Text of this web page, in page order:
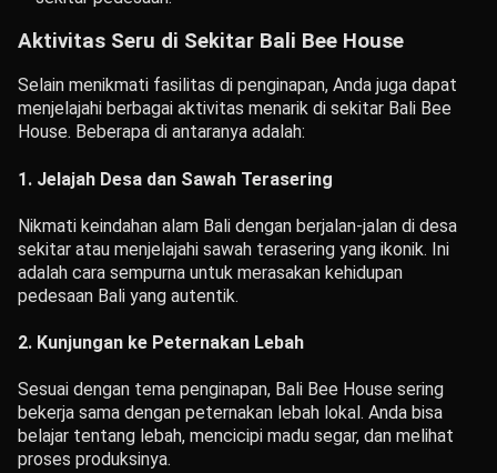
Aktivitas Seru di Sekitar Bali Bee House
Selain menikmati fasilitas di penginapan, Anda juga dapat
menjelajahi berbagai aktivitas menarik di sekitar Bali Bee
House. Beberapa di antaranya adalah:
1. Jelajah Desa dan Sawah Terasering
Nikmati keindahan alam Bali dengan berjalan-jalan di desa
sekitar atau menjelajahi sawah terasering yang ikonik. Ini
adalah cara sempurna untuk merasakan kehidupan
pedesaan Bali yang autentik.
2. Kunjungan ke Peternakan Lebah
Sesuai dengan tema penginapan, Bali Bee House sering
bekerja sama dengan peternakan lebah lokal. Anda bisa
belajar tentang lebah, mencicipi madu segar, dan melihat
proses produksinya.